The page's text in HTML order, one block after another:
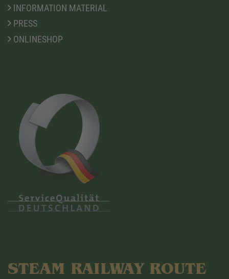
INFORMATION MATERIAL
PRESS
ONLINESHOP
STEAM RAILWAY ROUTE